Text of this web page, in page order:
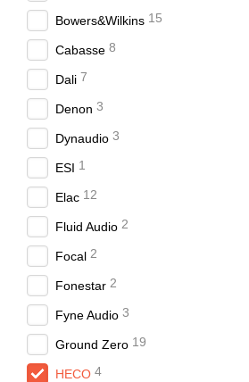
Bowers&Wilkins 15
Cabasse 8
Dali 7
Denon 3
Dynaudio 3
ESI 1
Elac 12
Fluid Audio 2
Focal 2
Fonestar 2
Fyne Audio 3
Ground Zero 19
HECO 4